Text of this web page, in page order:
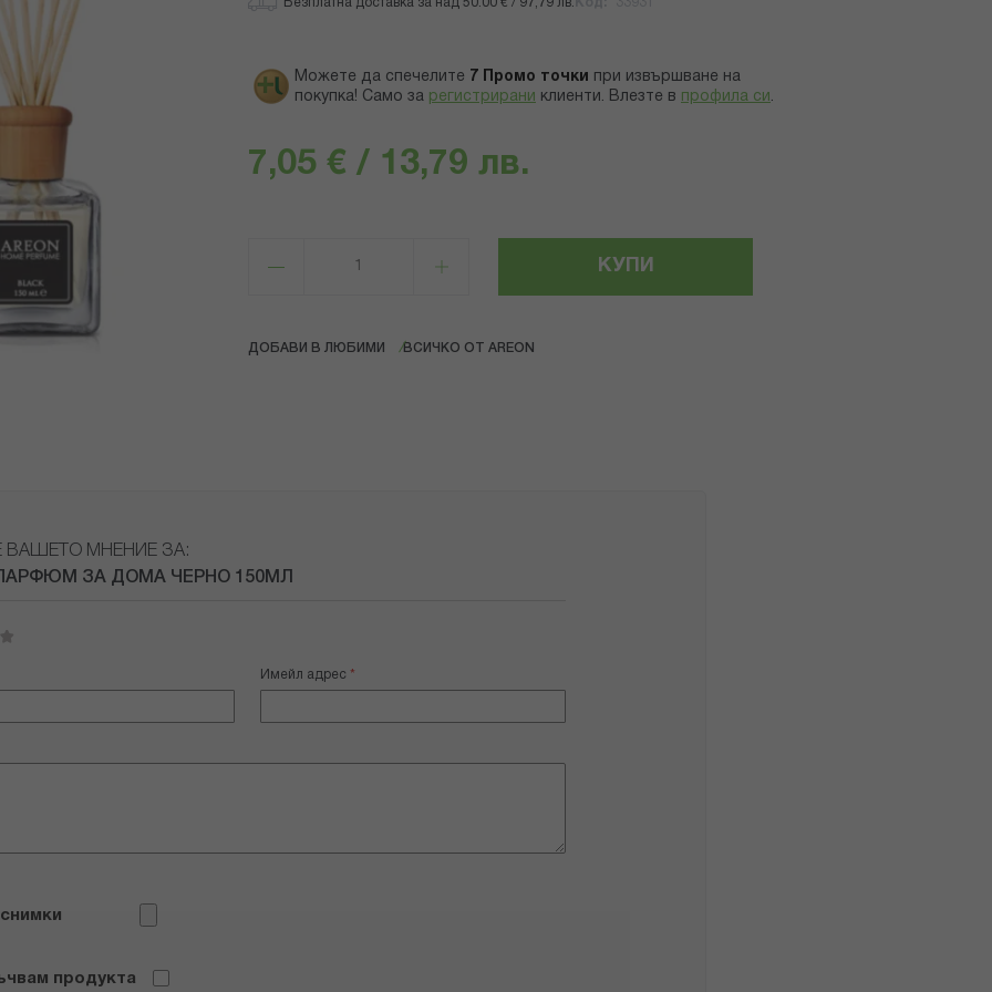
Безплатна доставка за над 50.00 € / 97,79 лв.
Можете да спечелите 7 Промо точки
при извършване на
покупка! Само за регистрирани клиенти. Влезте в профила си .
7,05 € / 13,79 лв.
КУПИ
ДОБАВИ В ЛЮБИМИ ВСИЧКО ОТ AREON
ВАШЕТО МНЕНИЕ ЗА:
ЗА ДОМА ЧЕРНО 150МЛ
Имейл адрес
продукта